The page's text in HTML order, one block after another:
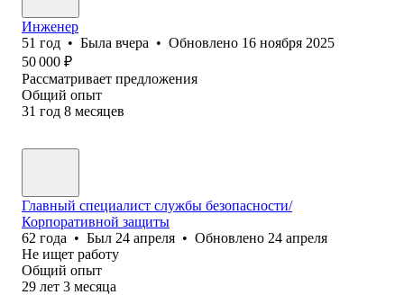
Инженер
51 год • Была вчера • Обновлено 16 ноября 2025
50 000 ₽
Рассматривает предложения
Общий опыт
31 год 8 месяцев
Главный специалист службы безопасности/
Корпоративной защиты
62 года • Был 24 апреля • Обновлено 24 апреля
Не ищет работу
Общий опыт
29 лет 3 месяца